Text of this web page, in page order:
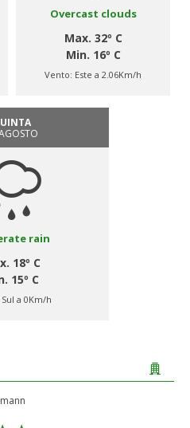
Overcast clouds
Max. 32º C
Min. 16º C
Vento: Este a 2.06Km/h
rain
18º C
15º C
Sul a 0Km/h